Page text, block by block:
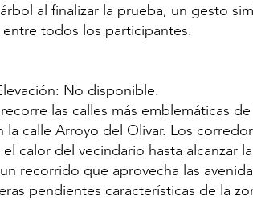
al finalizar la prueba, un gesto
todos los participantes.
No disponible.
las calles más emblemáticas
calle Arroyo del Olivar. Los
calor del vecindario hasta alcanzar
recorrido que aprovecha las
pendientes características de la